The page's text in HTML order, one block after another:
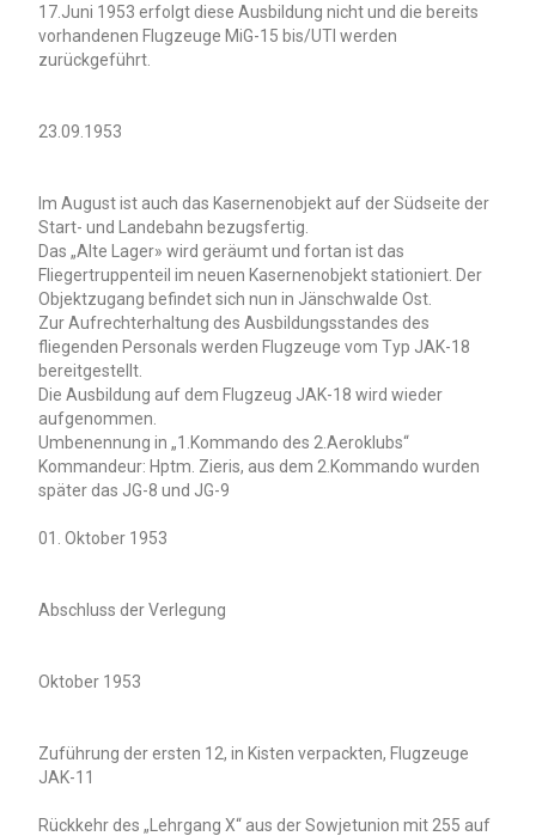
17.Juni 1953 erfolgt diese Ausbildung nicht und die bereits
vorhandenen Flugzeuge MiG-15 bis/UTI werden
zurückgeführt.
23.09.1953
Im August ist auch das Kasernenobjekt auf der Südseite der
Start- und Landebahn bezugsfertig.
Das „Alte Lager» wird geräumt und fortan ist das
Fliegertruppenteil im neuen Kasernenobjekt stationiert. Der
Objektzugang befindet sich nun in Jänschwalde Ost.
Zur Aufrechterhaltung des Ausbildungsstandes des
fliegenden Personals werden Flugzeuge vom Typ JAK-18
bereitgestellt.
Die Ausbildung auf dem Flugzeug JAK-18 wird wieder
aufgenommen.
Umbenennung in „1.Kommando des 2.Aeroklubs“
Kommandeur: Hptm. Zieris, aus dem 2.Kommando wurden
später das JG-8 und JG-9
01. Oktober 1953
Abschluss der Verlegung
Oktober 1953
Zuführung der ersten 12, in Kisten verpackten, Flugzeuge
JAK-11
Rückkehr des „Lehrgang X“ aus der Sowjetunion mit 255 auf